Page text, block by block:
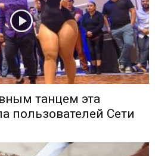
танцем эта
пользователей Сети